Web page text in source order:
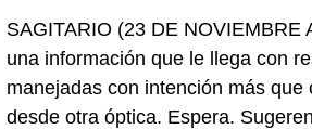
SAGITARIO (23 DE
una información que le llega con
manejadas con intención más
desde otra óptica. Espera.